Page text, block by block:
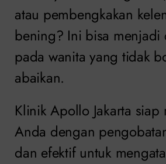
atau pembengkakan
bening? Ini bisa menjadi
pada wanita yang tidak
abaikan.
Klinik Apollo Jakarta siap
Anda dengan
dan efektif untuk